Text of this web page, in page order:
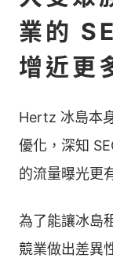
業的
增近更
Hertz 冰島本
優化，深知
的流量曝光更
為了能讓冰島
競業做出差異